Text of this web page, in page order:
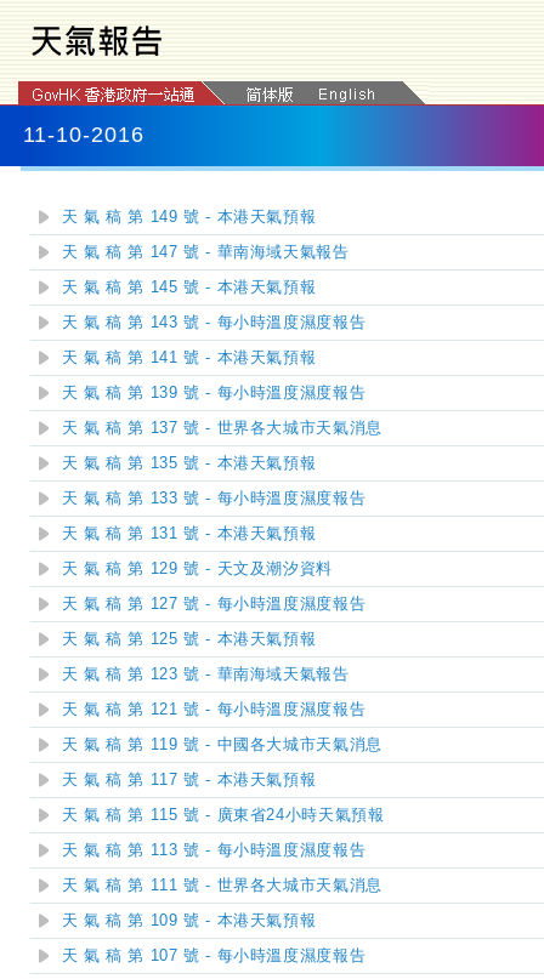
11-10-2016
天 氣 稿 第 149 號 - 本港天氣預報
天 氣 稿 第 147 號 - 華南海域天氣報告
天 氣 稿 第 145 號 - 本港天氣預報
天 氣 稿 第 143 號 - 每小時溫度濕度報告
天 氣 稿 第 141 號 - 本港天氣預報
天 氣 稿 第 139 號 - 每小時溫度濕度報告
天 氣 稿 第 137 號 - 世界各大城市天氣消息
天 氣 稿 第 135 號 - 本港天氣預報
天 氣 稿 第 133 號 - 每小時溫度濕度報告
天 氣 稿 第 131 號 - 本港天氣預報
天 氣 稿 第 129 號 - 天文及潮汐資料
天 氣 稿 第 127 號 - 每小時溫度濕度報告
天 氣 稿 第 125 號 - 本港天氣預報
天 氣 稿 第 123 號 - 華南海域天氣報告
天 氣 稿 第 121 號 - 每小時溫度濕度報告
天 氣 稿 第 119 號 - 中國各大城市天氣消息
天 氣 稿 第 117 號 - 本港天氣預報
天 氣 稿 第 115 號 - 廣東省24小時天氣預報
天 氣 稿 第 113 號 - 每小時溫度濕度報告
天 氣 稿 第 111 號 - 世界各大城市天氣消息
天 氣 稿 第 109 號 - 本港天氣預報
天 氣 稿 第 107 號 - 每小時溫度濕度報告